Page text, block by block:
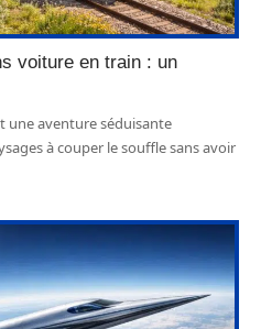
voiture en train : un
une aventure séduisante
à couper le souffle sans avoir